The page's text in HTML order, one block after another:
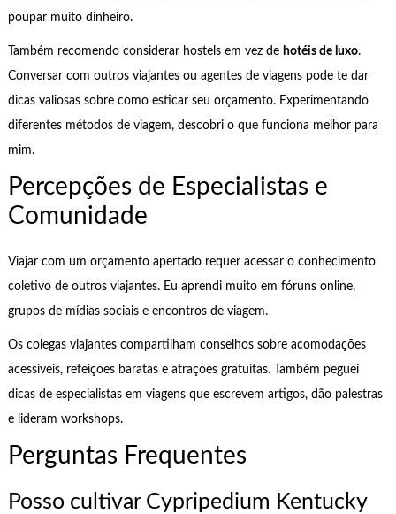
poupar muito dinheiro.
Também recomendo considerar hostels em vez de hotéis de luxo.
Conversar com outros viajantes ou agentes de viagens pode te dar
dicas valiosas sobre como esticar seu orçamento. Experimentando
diferentes métodos de viagem, descobri o que funciona melhor para
mim.
Percepções de Especialistas e
Comunidade
Viajar com um orçamento apertado requer acessar o conhecimento
coletivo de outros viajantes. Eu aprendi muito em fóruns online,
grupos de mídias sociais e encontros de viagem.
Os colegas viajantes compartilham conselhos sobre acomodações
acessíveis, refeições baratas e atrações gratuitas. Também peguei
dicas de especialistas em viagens que escrevem artigos, dão palestras
e lideram workshops.
Perguntas Frequentes
Posso cultivar Cypripedium Kentucky